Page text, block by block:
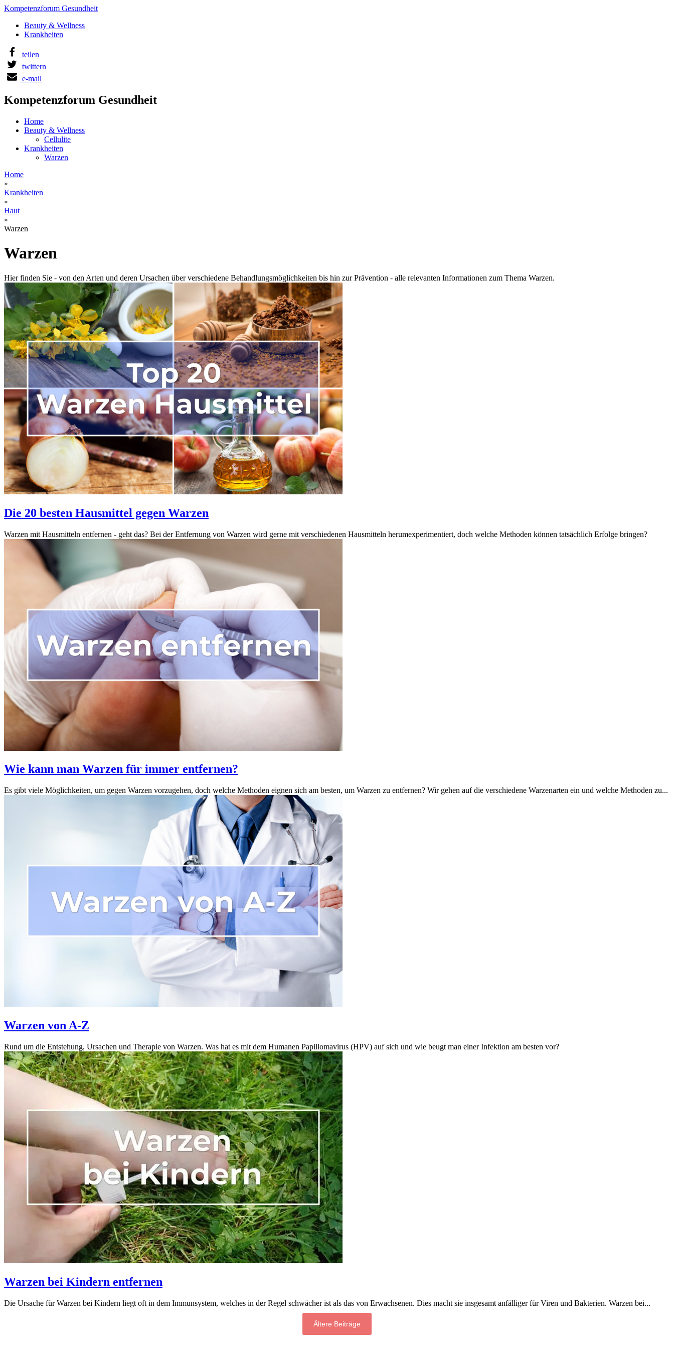
Kompetenzforum Gesundheit
Beauty & Wellness
Krankheiten
teilen
twittern
e-mail
Kompetenzforum Gesundheit
Home
Beauty & Wellness
Cellulite
Krankheiten
Warzen
Home
»
Krankheiten
»
Haut
»
Warzen
Warzen
Hier finden Sie - von den Arten und deren Ursachen über verschiedene Behandlungsmöglichkeiten bis hin zur Prävention - alle relevanten Informationen zum Thema Warzen.
Die 20 besten Hausmittel gegen Warzen
Warzen mit Hausmitteln entfernen - geht das? Bei der Entfernung von Warzen wird gerne mit verschiedenen Hausmitteln herumexperimentiert, doch welche Methoden können tatsächlich Erfolge bringen?
Wie kann man Warzen für immer entfernen?
Es gibt viele Möglichkeiten, um gegen Warzen vorzugehen, doch welche Methoden eignen sich am besten, um Warzen zu entfernen? Wir gehen auf die verschiedene Warzenarten ein und welche Methoden zu...
Warzen von A-Z
Rund um die Entstehung, Ursachen und Therapie von Warzen. Was hat es mit dem Humanen Papillomavirus (HPV) auf sich und wie beugt man einer Infektion am besten vor?
Warzen bei Kindern entfernen
Die Ursache für Warzen bei Kindern liegt oft in dem Immunsystem, welches in der Regel schwächer ist als das von Erwachsenen. Dies macht sie insgesamt anfälliger für Viren und Bakterien. Warzen bei...
Ältere Beiträge